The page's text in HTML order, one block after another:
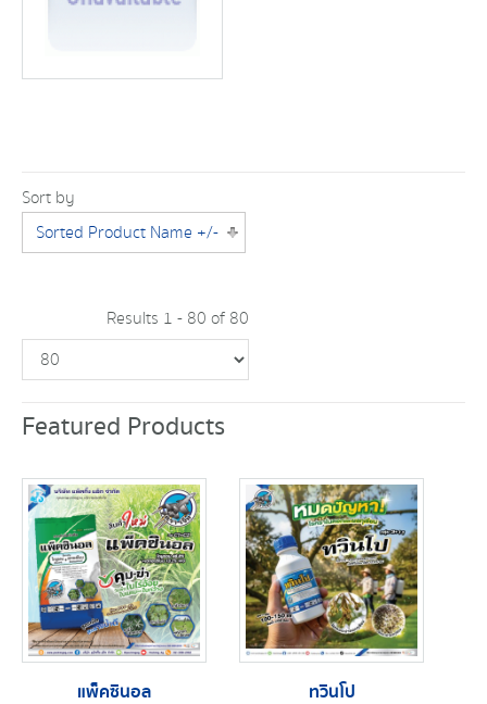
Sort by
Sorted Product Name +/-
Results 1 - 80 of 80
Featured Products
แพ็คซินอล ทวินโป